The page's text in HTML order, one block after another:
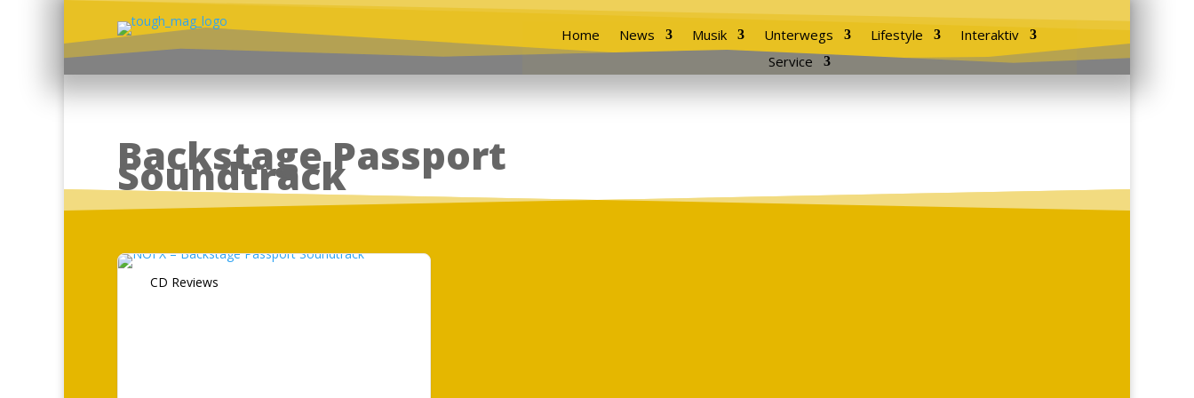
Home News Musik Unterwegs Lifestyle
Interaktiv
Service
Backstage Passport
Soundtrack
CD Reviews